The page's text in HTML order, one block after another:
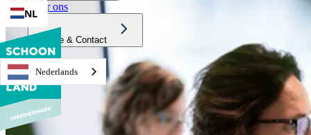
Over ons
Service & Contact
Nederlands
NL